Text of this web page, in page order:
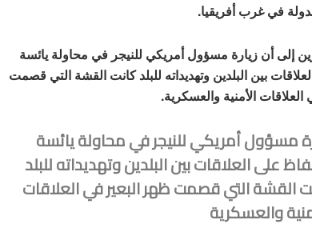
في غرب أفريقيا.
إلى أن زيارة مسؤول أمريكي للنيجر في محاولة يائسة
بين البلدين وتهديداته للبلد كانت القشة التي قصمت
الأمنية والعسكرية.
مسؤول أمريكي للنيجر في محاولة يائسة
على العلاقات بين البلدين وتهديداته للبلد
القشة التي قصمت ظهر البعير في العلاقات
والعسكرية